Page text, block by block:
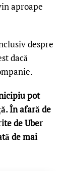
aproape
despre
dacă
pot
În afară de
de Uber
de mai